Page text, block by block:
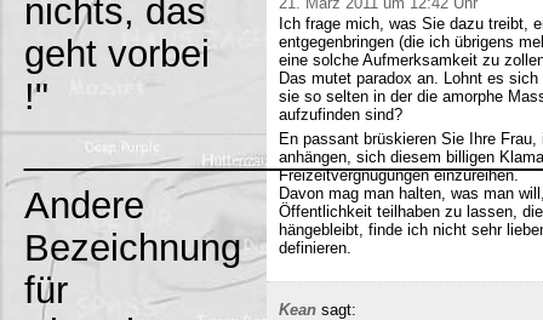
nichts, das
geht vorbei
!"
Andere
Bezeichnung
für
Ich frage mich, was Sie dazu treibt,
entgegenbringen (die ich übrigens
eine solche Aufmerksamkeit zu
Das mutet paradox an. Lohnt es
sie so selten in der die amorphe
aufzufinden sind?
En passant brüskieren Sie Ihre
anhängen, sich diesem billigen
Freizeitvergnügungen einzureihen.
Davon mag man halten, was man
Öffentlichkeit teilhaben zu lassen,
hängebleibt, finde ich nicht sehr
definieren.
Kean sagt: